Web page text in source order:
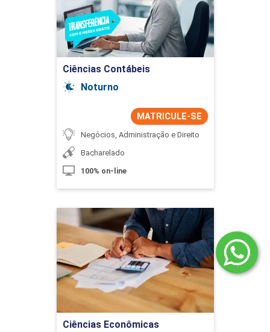
Ciências Contábeis
Noturno
MATRICULE-SE
Negócios, Administração e Direito
Bacharelado
100% on-line
Ir para Inscrição
Ciências Econômicas
Ciências Econômicas
Detalhes do curso
Ir para Inscrição